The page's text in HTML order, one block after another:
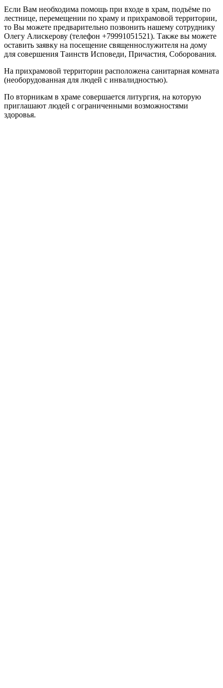
Если Вам необходима помощь при входе в храм, подъёме по
лестнице, перемещении по храму и прихрамовой территории,
то Вы можете предварительно позвонить нашему сотруднику
Олегу Алискерову (телефон +79991051521). Также вы можете
оставить заявку на посещение священнослужителя на дому
для совершения Таинств Исповеди, Причастия, Соборования.
На прихрамовой территории расположена санитарная комната
(необорудованная для людей с инвалидностью).
По вторникам в храме совершается литургия, на которую
приглашают людей с ограниченными возможностями
здоровья.